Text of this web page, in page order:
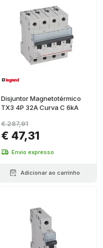
Disjuntor Magnetotérmico
TX3 4P 32A Curva C 6kA
€ 47,31
€ 287,91
Envio expresso
Adicionar ao carrinho